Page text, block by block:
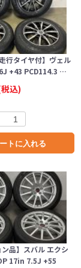
行タイヤ付】ヴェル
+43 PCD114.3 …
込)
トに入れる
ン品】スバル エクシ
17in 7.5J +55